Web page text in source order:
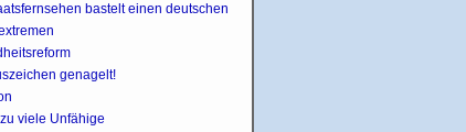
bastelt einen deutschen
genagelt!
viele Unfähige